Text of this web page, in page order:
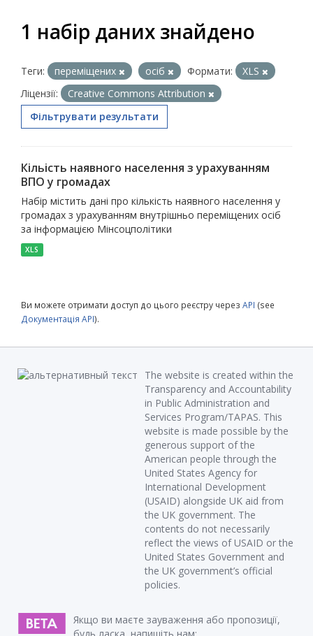
1 набір даних знайдено
Теги: переміщених осіб Формати:
XLS
Ліцензії:
Creative Commons Attribution
Фільтрувати результати
Кільість наявного населення з урахуванням
ВПО у громадах
Набір містить дані про кількість наявного населення у
громадах з урахуванням внутрішньо переміщених осіб
за інформацією Мінсоцполітики
XLS
Ви можете отримати доступ до цього реєстру через API (see
Документація API).
The website is created within the
Transparency and Accountability
in Public Administration and
Services Program/TAPAS. This
website is made possible by the
generous support of the
American people through the
United States Agency for
International Development
(USAID) alongside UK aid from
the UK government. The
contents do not necessarily
reflect the views of USAID or the
United States Government and
the UK government’s official
policies.
Якщо ви маєте зауваження або пропозиції,